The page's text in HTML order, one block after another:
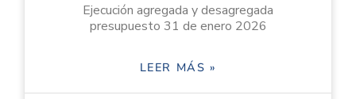
Ejecución agregada y desagregada
presupuesto 31 de enero 2026
LEER MÁS »